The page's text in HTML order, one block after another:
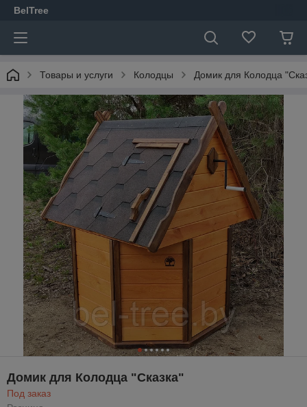
BelTree
Товары и услуги Колодцы Домик для Колодца
Домик для Колодца "Сказка"
Под заказ